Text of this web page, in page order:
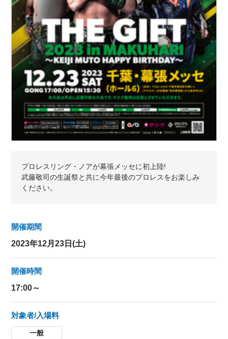
プロレスリング・ノアが幕張メッセに初上陸!
武藤敬司の生誕祭と共に今年最後のプロレスをお楽しみ
ください。
開催期間
2023年12月23日(土)
開催時間
17:00～
対象者/入場料
一般